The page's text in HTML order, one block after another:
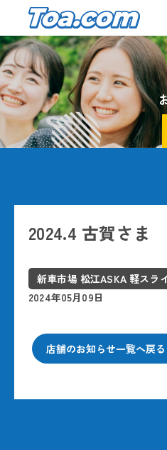
2024.4 古賀さま
新車市場 松江ASKA 軽スラ
2024年05月09日
店舗のお知らせ一覧へ戻る